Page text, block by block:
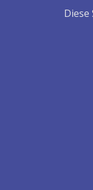
Diese